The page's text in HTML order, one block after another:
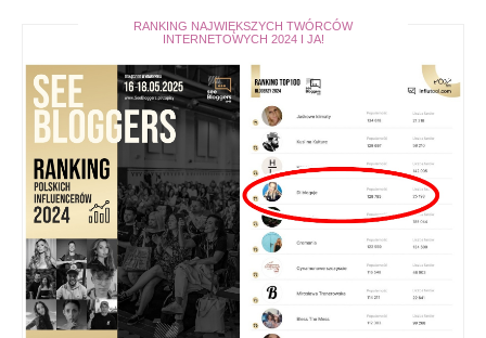
RANKING NAJWIĘKSZYCH TWÓRCÓW
INTERNETOWYCH 2024 I JA!